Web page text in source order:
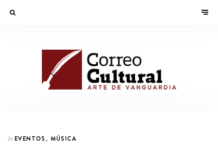
In EVENTOS, MÚSICA